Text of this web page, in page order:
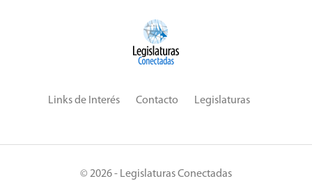
Links de Interés Contacto Legislaturas
© 2026 - Legislaturas Conectadas